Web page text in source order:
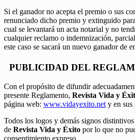
Si el ganador no acepta el premio o sus
renunciado dicho premio y extinguido
cual se levantará un acta notarial y no
cualquier reclamo o indemnización,
este caso se sacará un nuevo ganador de
PUBLICIDAD DEL
Con el propósito de difundir
presente Reglamento, Revista Vida y
página web: www.vidayexito.net y en sus
Todos los logos y demás signos
de Revista Vida y Éxito por lo que no
consentimiento expreso.